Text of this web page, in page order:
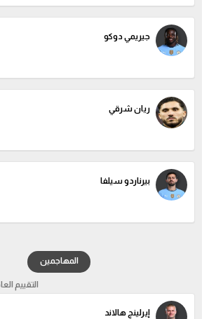
تحليل في الجول
حكايات في الجول
فيديو في الجول
جيريمي دوكو
ريان شرقي
بيرناردو سيلفا
المهاجمين
التقييم
إيرلينج هالاند